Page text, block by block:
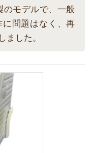
のモデルで、一般
問題はなく、再
ました。